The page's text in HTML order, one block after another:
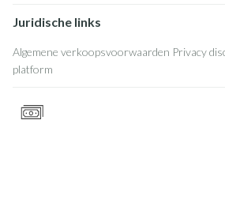
Juridische links
Algemene verkoopsvoorwaarden Privacy
platform